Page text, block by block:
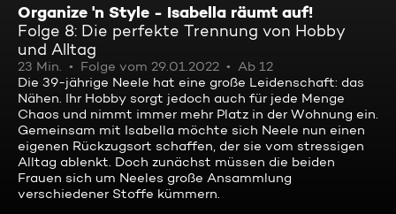
Organize 'n Style - Isabella räumt auf!
Folge 8: Die perfekte Trennung von Hobby
und Alltag
23 Min. Folge vom 29.01.2022
Ab 12
Die 39-jährige Neele hat eine große Leidenschaft: das
Nähen. Ihr Hobby sorgt jedoch auch für jede Menge
Chaos und nimmt immer mehr Platz in der Wohnung ein.
Gemeinsam mit Isabella möchte sich Neele nun einen
eigenen Rückzugsort schaffen, der sie vom stressigen
Alltag ablenkt. Doch zunächst müssen die beiden
Frauen sich um Neeles große Ansammlung
verschiedener Stoffe kümmern.